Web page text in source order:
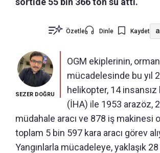
Özetle Dinle Kaydet
SEZER DOĞRU
OGM ekiplerinin, orman
mücadelesinde bu yıl
helikopter, 14 insansız
(İHA) ile 1953 arazöz,
müdahale aracı ve 878 iş makinesi
toplam 5 bin 597 kara aracı görev
Yangınlarla mücadeleye, yaklaşık